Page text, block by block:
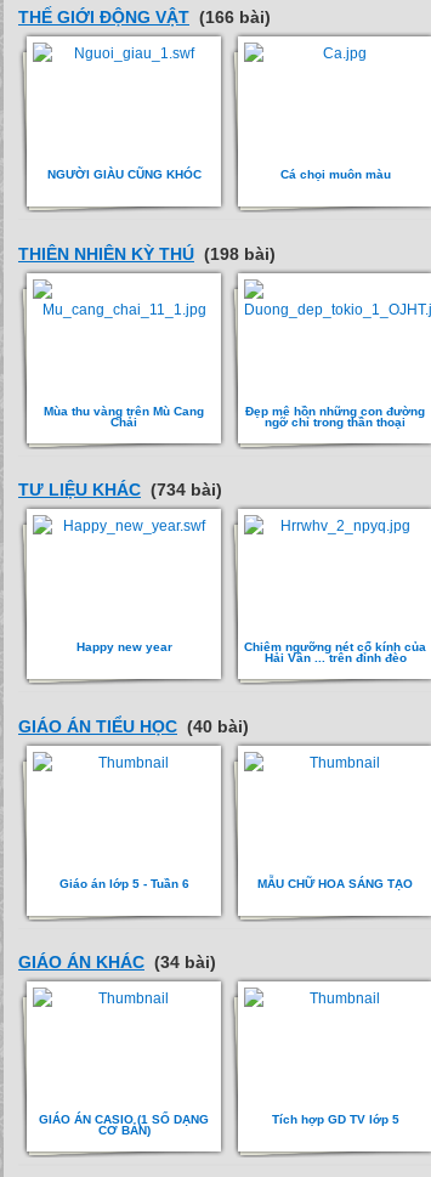
THẾ GIỚI ĐỘNG VẬT (166 bài)
NGƯỜI GIÀU CŨNG KHÓC Cá chọi muôn màu
THIÊN NHIÊN KỲ THÚ (198 bài)
Mùa thu vàng trên Mù Cang
Chải
Đẹp mê hồn những con đường
ngỡ chỉ trong thần thoại
TƯ LIỆU KHÁC (734 bài)
Happy new year
Chiêm ngưỡng nét cổ kính của
Hải Vân ... trên đỉnh đèo
GIÁO ÁN TIỂU HỌC (40 bài)
Giáo án lớp 5 - Tuần 6 MẪU CHỮ HOA SÁNG TẠO
GIÁO ÁN KHÁC (34 bài)
GIÁO ÁN CASIO (1 SỐ DẠNG
CƠ BẢN)
Tích hợp GD TV lớp 5